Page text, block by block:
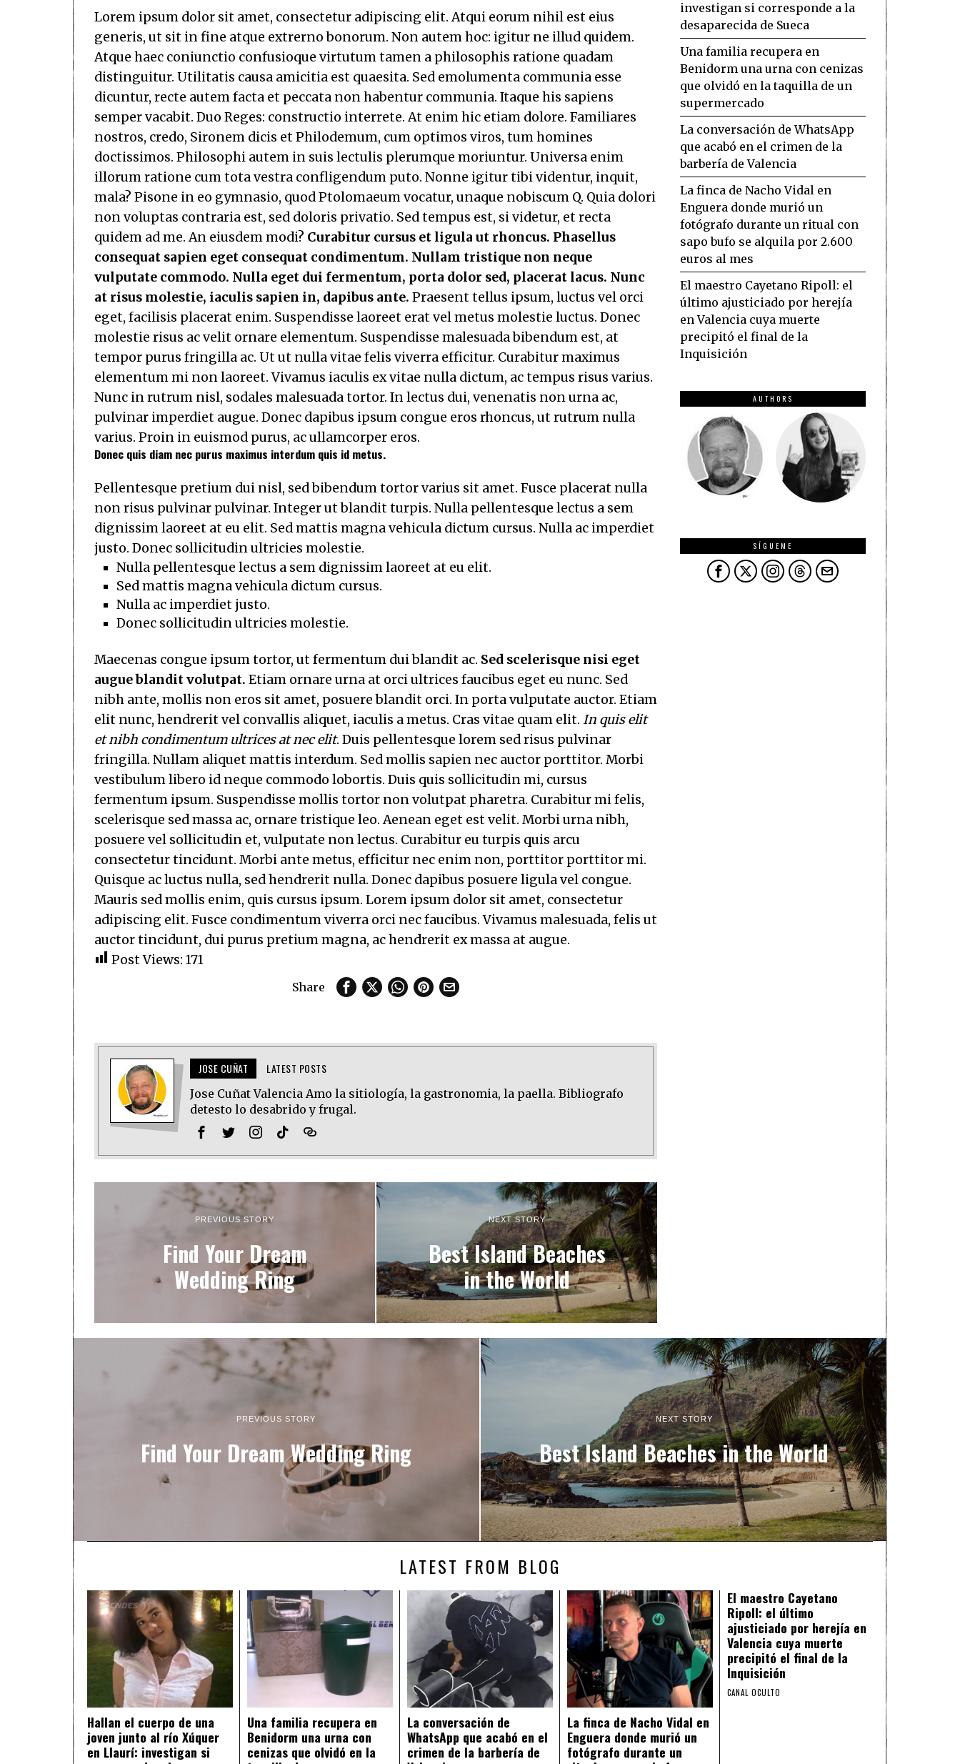
Lorem ipsum dolor sit amet, consectetur adipiscing elit. Atqui eorum nihil est eius
generis, ut sit in fine atque extrerno bonorum. Non autem hoc: igitur ne illud quidem.
Atque haec coniunctio confusioque virtutum tamen a philosophis ratione quadam
distinguitur. Utilitatis causa amicitia est quaesita. Sed emolumenta communia esse
dicuntur, recte autem facta et peccata non habentur communia. Itaque his sapiens
semper vacabit. Duo Reges: constructio interrete. At enim hic etiam dolore. Familiares
nostros, credo, Sironem dicis et Philodemum, cum optimos viros, tum homines
doctissimos. Philosophi autem in suis lectulis plerumque moriuntur. Universa enim
illorum ratione cum tota vestra confligendum puto. Nonne igitur tibi videntur, inquit,
mala? Pisone in eo gymnasio, quod Ptolomaeum vocatur, unaque nobiscum Q. Quia dolori
non voluptas contraria est, sed doloris privatio. Sed tempus est, si videtur, et recta
quidem ad me. An eiusdem modi? Curabitur cursus et ligula ut rhoncus. Phasellus
consequat sapien eget consequat condimentum. Nullam tristique non neque
vulputate commodo. Nulla eget dui fermentum, porta dolor sed, placerat lacus. Nunc
at risus molestie, iaculis sapien in, dapibus ante. Praesent tellus ipsum, luctus vel orci
eget, facilisis placerat enim. Suspendisse laoreet erat vel metus molestie luctus. Donec
molestie risus ac velit ornare elementum. Suspendisse malesuada bibendum est, at
tempor purus fringilla ac. Ut ut nulla vitae felis viverra efficitur. Curabitur maximus
elementum mi non laoreet. Vivamus iaculis ex vitae nulla dictum, ac tempus risus varius.
Nunc in rutrum nisl, sodales malesuada tortor. In lectus dui, venenatis non urna ac,
pulvinar imperdiet augue. Donec dapibus ipsum congue eros rhoncus, ut rutrum nulla
varius. Proin in euismod purus, ac ullamcorper eros.
Donec quis diam nec purus maximus interdum quis id metus.
Pellentesque pretium dui nisl, sed bibendum tortor varius sit amet. Fusce placerat nulla
non risus pulvinar pulvinar. Integer ut blandit turpis. Nulla pellentesque lectus a sem
dignissim laoreet at eu elit. Sed mattis magna vehicula dictum cursus. Nulla ac imperdiet
justo. Donec sollicitudin ultricies molestie.
Nulla pellentesque lectus a sem dignissim laoreet at eu elit.
Sed mattis magna vehicula dictum cursus.
Nulla ac imperdiet justo.
Donec sollicitudin ultricies molestie.
Maecenas congue ipsum tortor, ut fermentum dui blandit ac. Sed scelerisque nisi eget
augue blandit volutpat. Etiam ornare urna at orci ultrices faucibus eget eu nunc. Sed
nibh ante, mollis non eros sit amet, posuere blandit orci. In porta vulputate auctor. Etiam
elit nunc, hendrerit vel convallis aliquet, iaculis a metus. Cras vitae quam elit. In quis elit
et nibh condimentum ultrices at nec elit. Duis pellentesque lorem sed risus pulvinar
fringilla. Nullam aliquet mattis interdum. Sed mollis sapien nec auctor porttitor. Morbi
vestibulum libero id neque commodo lobortis. Duis quis sollicitudin mi, cursus
fermentum ipsum. Suspendisse mollis tortor non volutpat pharetra. Curabitur mi felis,
scelerisque sed massa ac, ornare tristique leo. Aenean eget est velit. Morbi urna nibh,
posuere vel sollicitudin et, vulputate non lectus. Curabitur eu turpis quis arcu
consectetur tincidunt. Morbi ante metus, efficitur nec enim non, porttitor porttitor mi.
Quisque ac luctus nulla, sed hendrerit nulla. Donec dapibus posuere ligula vel congue.
Mauris sed mollis enim, quis cursus ipsum. Lorem ipsum dolor sit amet, consectetur
adipiscing elit. Fusce condimentum viverra orci nec faucibus. Vivamus malesuada, felis ut
auctor tincidunt, dui purus pretium magna, ac hendrerit ex massa at augue.
Post Views: 171
Share
JOSE CUÑAT LATEST POSTS
Jose Cuñat Valencia Amo la sitiología, la gastronomia, la paella. Bibliografo
detesto lo desabrido y frugal.
PREVIOUS STORY
Find Your Dream
Wedding Ring
NEXT STORY
Best Island Beaches
in the World
investigan si corresponde a la
desaparecida de Sueca
Una familia recupera en
Benidorm una urna con cenizas
que olvidó en la taquilla de un
supermercado
La conversación de WhatsApp
que acabó en el crimen de la
barbería de Valencia
La finca de Nacho Vidal en
Enguera donde murió un
fotógrafo durante un ritual con
sapo bufo se alquila por 2.600
euros al mes
El maestro Cayetano Ripoll: el
último ajusticiado por herejía
en Valencia cuya muerte
precipitó el final de la
Inquisición
AUTHORS
SÍGUEME
PREVIOUS STORY
Find Your Dream Wedding Ring
NEXT STORY
Best Island Beaches in the World
LATEST FROM BLOG
Hallan el cuerpo de una
joven junto al río Xúquer
en Llaurí: investigan si
Una familia recupera en
Benidorm una urna con
cenizas que olvidó en la
La conversación de
WhatsApp que acabó en el
crimen de la barbería de
La finca de Nacho Vidal en
Enguera donde murió un
fotógrafo durante un
El maestro Cayetano
Ripoll: el último
ajusticiado por herejía en
Valencia cuya muerte
precipitó el final de la
Inquisición
CANAL OCULTO